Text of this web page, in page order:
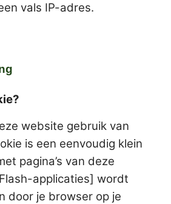
vals IP-adres.
website gebruik van
is een eenvoudig klein
pagina’s van deze
applicaties] wordt
door je browser op je